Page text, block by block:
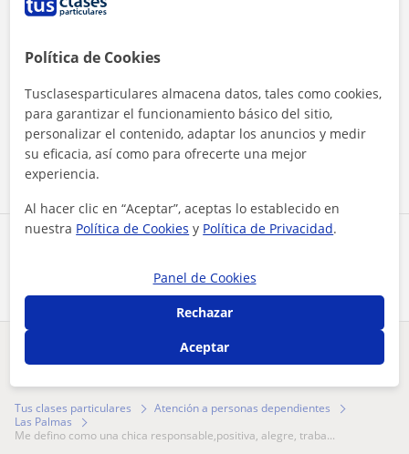
Al hacer clic, aceptas nuestroaviso legaly deprivacidad
Contactar ahora
¿Hay algún error en este perfil?Cuéntanos
Tus clases particulares
Atención a personas dependientes
Las Palmas
me defino como una chica responsable,positiva, alegre, traba...
Política de Cookies
Tusclasesparticulares almacena datos, tales como cookies,
para garantizar el funcionamiento básico del sitio,
personalizar el contenido, adaptar los anuncios y medir
su eficacia, así como para ofrecerte una mejor
experiencia.
Al hacer clic en “Aceptar”, aceptas lo establecido en
nuestra Política de Cookies y Política de Privacidad.
Panel de Cookies
Rechazar
Aceptar